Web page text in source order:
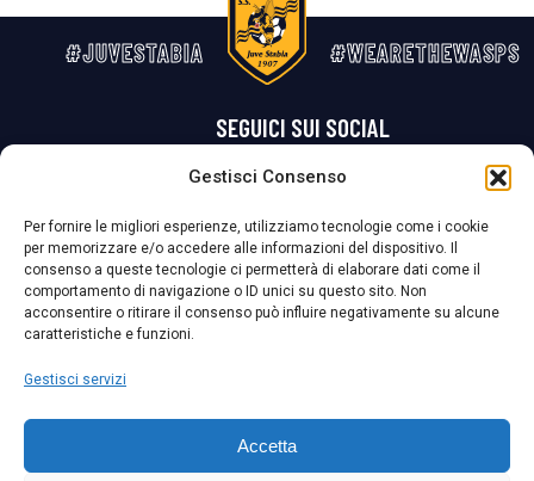
Gestisci Consenso
Per fornire le migliori esperienze, utilizziamo tecnologie come i cookie
per memorizzare e/o accedere alle informazioni del dispositivo. Il
consenso a queste tecnologie ci permetterà di elaborare dati come il
comportamento di navigazione o ID unici su questo sito. Non
acconsentire o ritirare il consenso può influire negativamente su alcune
caratteristiche e funzioni.
Gestisci servizi
Accetta
#JUVESTABIA #WEARETHEWASPS
SEGUICI SUI SOCIAL
La Società ha nominato il Responsabile della Protezione dei Dati Personali (DPO), figura specializzata che vigila sulle modalità adottate dalla
nostra Società per tutelare i Suoi dati personali.